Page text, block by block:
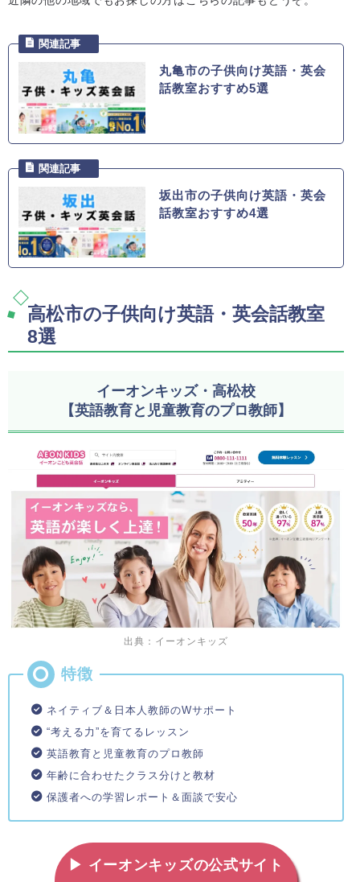
丸亀市の子供向け英語・英会
話教室おすすめ5選
坂出市の子供向け英語・英会
話教室おすすめ4選
高松市の子供向け英語・英会話教室
8選
イーオンキッズ・高松校
【英語教育と児童教育のプロ教師】
出典：イーオンキッズ
ネイティブ＆日本人教師のWサポート
“考える力”を育てるレッスン
英語教育と児童教育のプロ教師
年齢に合わせたクラス分けと教材
保護者への学習レポート＆面談で安心
▶ イーオンキッズの公式サイト